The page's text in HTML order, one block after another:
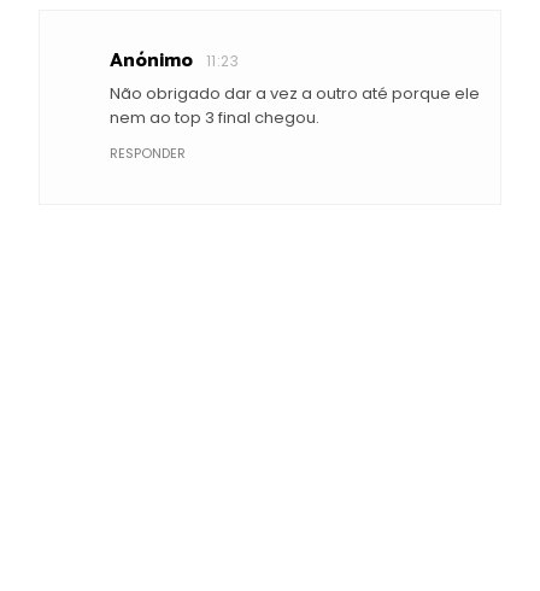
Anónimo 11:23
Não obrigado dar a vez a outro até porque ele
nem ao top 3 final chegou.
RESPONDER